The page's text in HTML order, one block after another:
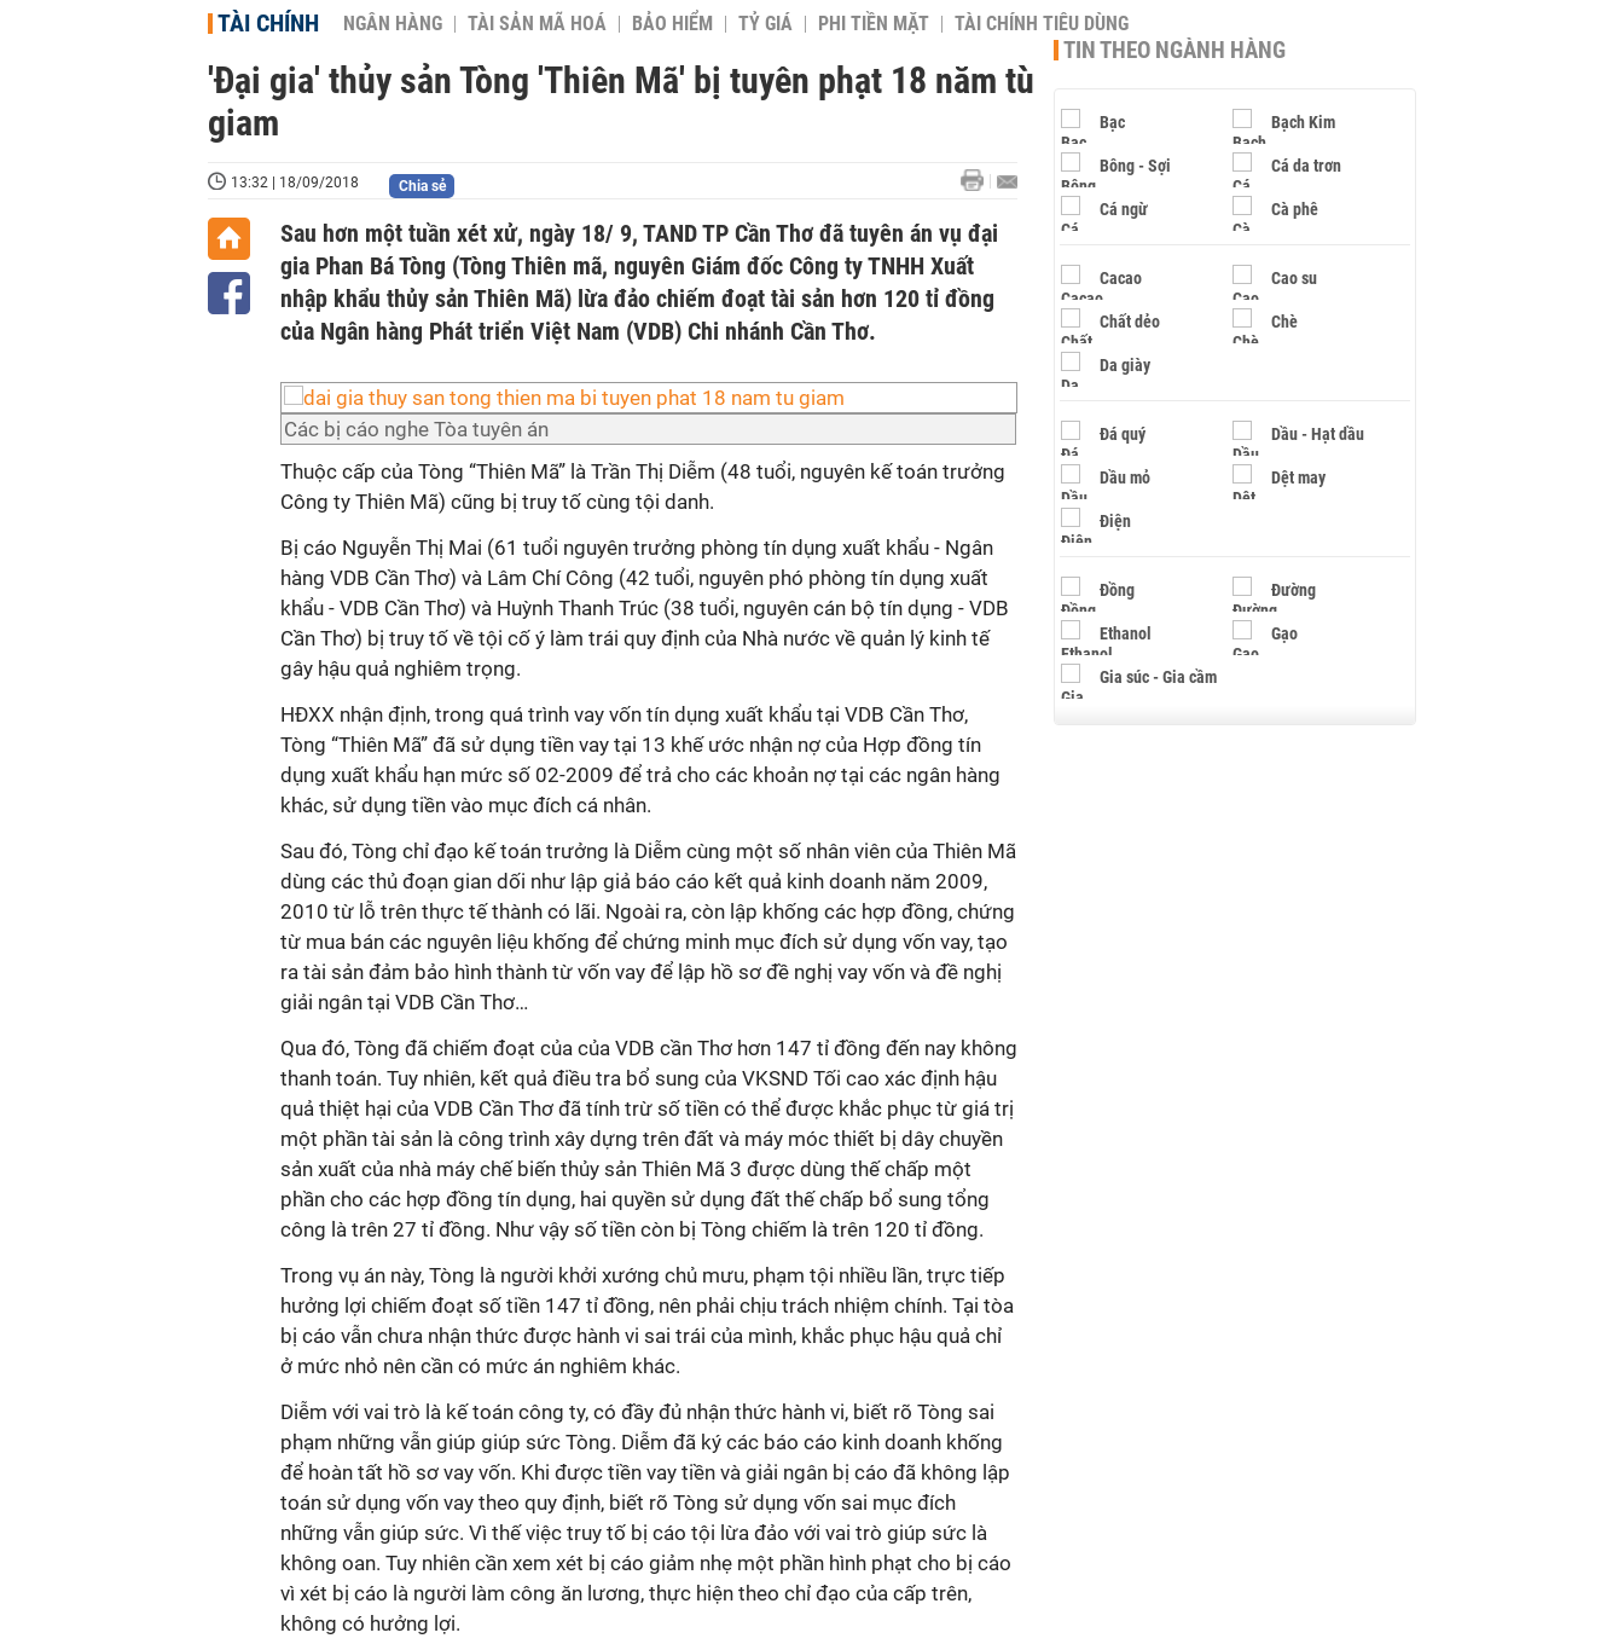
TÀI CHÍNH NGÂN HÀNG TÀI SẢN MÃ HOÁ BẢO HIỂM TỶ GIÁ PHI TIỀN MẶT TÀI CHÍNH TIÊU DÙNG
'Đại gia' thủy sản Tòng 'Thiên Mã' bị tuyên phạt 18 năm tù
giam
13:32 | 18/09/2018 Chia sẻ
Sau hơn một tuần xét xử, ngày 18/ 9, TAND TP Cần Thơ đã tuyên án vụ đại
gia Phan Bá Tòng (Tòng Thiên mã, nguyên Giám đốc Công ty TNHH Xuất
nhập khẩu thủy sản Thiên Mã) lừa đảo chiếm đoạt tài sản hơn 120 tỉ đồng
của Ngân hàng Phát triển Việt Nam (VDB) Chi nhánh Cần Thơ.
Các bị cáo nghe Tòa tuyên án
Thuộc cấp của Tòng “Thiên Mã” là Trần Thị Diễm (48 tuổi, nguyên kế toán trưởng
Công ty Thiên Mã) cũng bị truy tố cùng tội danh.
Bị cáo Nguyễn Thị Mai (61 tuổi nguyên trưởng phòng tín dụng xuất khẩu - Ngân
hàng VDB Cần Thơ) và Lâm Chí Công (42 tuổi, nguyên phó phòng tín dụng xuất
khẩu - VDB Cần Thơ) và Huỳnh Thanh Trúc (38 tuổi, nguyên cán bộ tín dụng - VDB
Cần Thơ) bị truy tố về tội cố ý làm trái quy định của Nhà nước về quản lý kinh tế
gây hậu quả nghiêm trọng.
HĐXX nhận định, trong quá trình vay vốn tín dụng xuất khẩu tại VDB Cần Thơ,
Tòng “Thiên Mã” đã sử dụng tiền vay tại 13 khế ước nhận nợ của Hợp đồng tín
dụng xuất khẩu hạn mức số 02-2009 để trả cho các khoản nợ tại các ngân hàng
khác, sử dụng tiền vào mục đích cá nhân.
Sau đó, Tòng chỉ đạo kế toán trưởng là Diễm cùng một số nhân viên của Thiên Mã
dùng các thủ đoạn gian dối như lập giả báo cáo kết quả kinh doanh năm 2009,
2010 từ lỗ trên thực tế thành có lãi. Ngoài ra, còn lập khống các hợp đồng, chứng
từ mua bán các nguyên liệu khống để chứng minh mục đích sử dụng vốn vay, tạo
ra tài sản đảm bảo hình thành từ vốn vay để lập hồ sơ đề nghị vay vốn và đề nghị
giải ngân tại VDB Cần Thơ…
Qua đó, Tòng đã chiếm đoạt của của VDB cần Thơ hơn 147 tỉ đồng đến nay không
thanh toán. Tuy nhiên, kết quả điều tra bổ sung của VKSND Tối cao xác định hậu
quả thiệt hại của VDB Cần Thơ đã tính trừ số tiền có thể được khắc phục từ giá trị
một phần tài sản là công trình xây dựng trên đất và máy móc thiết bị dây chuyền
sản xuất của nhà máy chế biến thủy sản Thiên Mã 3 được dùng thế chấp một
phần cho các hợp đồng tín dụng, hai quyền sử dụng đất thế chấp bổ sung tổng
công là trên 27 tỉ đồng. Như vậy số tiền còn bị Tòng chiếm là trên 120 tỉ đồng.
Trong vụ án này, Tòng là người khởi xướng chủ mưu, phạm tội nhiều lần, trực tiếp
hưởng lợi chiếm đoạt số tiền 147 tỉ đồng, nên phải chịu trách nhiệm chính. Tại tòa
bị cáo vẫn chưa nhận thức được hành vi sai trái của mình, khắc phục hậu quả chỉ
ở mức nhỏ nên cần có mức án nghiêm khác.
Diễm với vai trò là kế toán công ty, có đầy đủ nhận thức hành vi, biết rõ Tòng sai
phạm những vẫn giúp giúp sức Tòng. Diễm đã ký các báo cáo kinh doanh khống
để hoàn tất hồ sơ vay vốn. Khi được tiền vay tiền và giải ngân bị cáo đã không lập
toán sử dụng vốn vay theo quy định, biết rõ Tòng sử dụng vốn sai mục đích
những vẫn giúp sức. Vì thế việc truy tố bị cáo tội lừa đảo với vai trò giúp sức là
không oan. Tuy nhiên cần xem xét bị cáo giảm nhẹ một phần hình phạt cho bị cáo
vì xét bị cáo là người làm công ăn lương, thực hiện theo chỉ đạo của cấp trên,
không có hưởng lợi.
TIN THEO NGÀNH HÀNG
Bạc Bạch Kim
Bông - Sợi Cá da trơn
Cá ngừ Cà phê
Cacao Cao su
Chất dẻo Chè
Da giày
Đá quý Dầu - Hạt dầu
Dầu mỏ Dệt may
Điện
Đồng Đường
Ethanol Gạo
Gia súc - Gia cầm